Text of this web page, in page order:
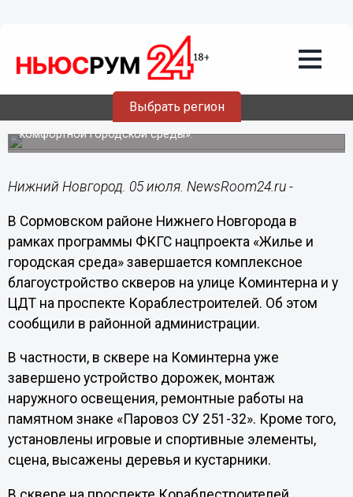
Выбрать регион
Благоустройство скверов на
Коминтерна и Кораблестроителей
завершается в Сормовском районе
Работы проводятся в рамках программы «Формирование
комфортной городской среды».
Нижний Новгород. 05 июля. NewsRoom24.ru -
В Сормовском районе Нижнего Новгорода в
рамках программы ФКГС нацпроекта «Жилье и
городская среда» завершается комплексное
благоустройство скверов на улице Коминтерна и у
ЦДТ на проспекте Кораблестроителей. Об этом
сообщили в районной администрации.
В частности, в сквере на Коминтерна уже
завершено устройство дорожек, монтаж
наружного освещения, ремонтные работы на
памятном знаке «Паровоз СУ 251-32». Кроме того,
установлены игровые и спортивные элементы,
сцена, высажены деревья и кустарники.